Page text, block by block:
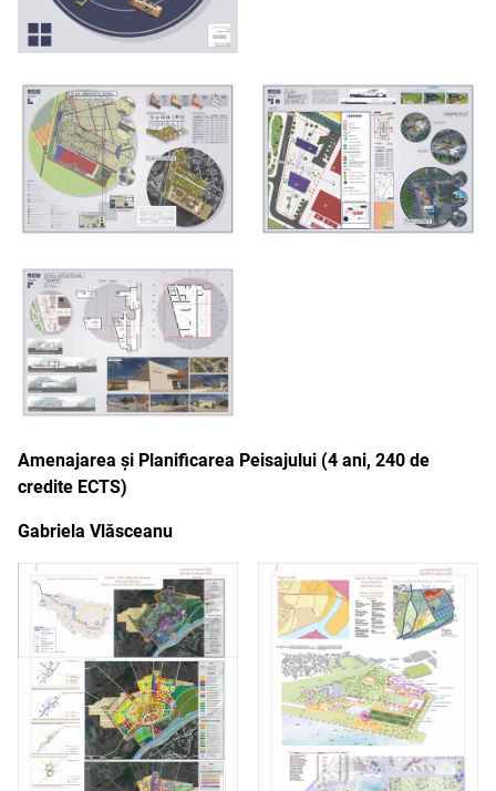
Amenajarea și Planificarea Peisajului (4 ani, 240 de
credite ECTS)
Gabriela Vlăsceanu